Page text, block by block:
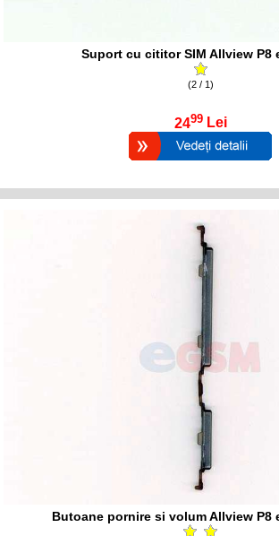
Suport cu cititor SIM Allview P8
(2 / 1)
2499 Lei
Butoane pornire si volum Allview P8